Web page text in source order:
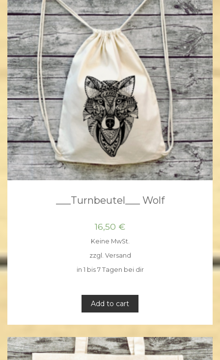
___Turnbeutel___ Wolf
16,50 €
Keine MwSt.
zzgl. Versand
in 1 bis 7 Tagen bei dir
Add to cart